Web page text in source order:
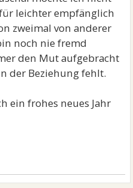
leichter empfänglich
zweimal von anderer
noch nie fremd
den Mut aufgebracht
der Beziehung fehlt.
ein frohes neues Jahr